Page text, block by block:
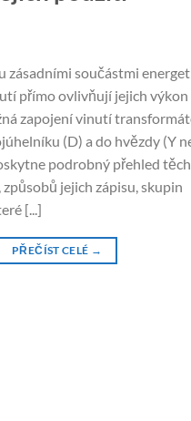
zásadními součástmi
přímo ovlivňují jejich výkon
zapojení vinutí
(D) a do hvězdy (Y
podrobný přehled
jejich zápisu, skupin
[...]
PŘEČÍST CELÉ →